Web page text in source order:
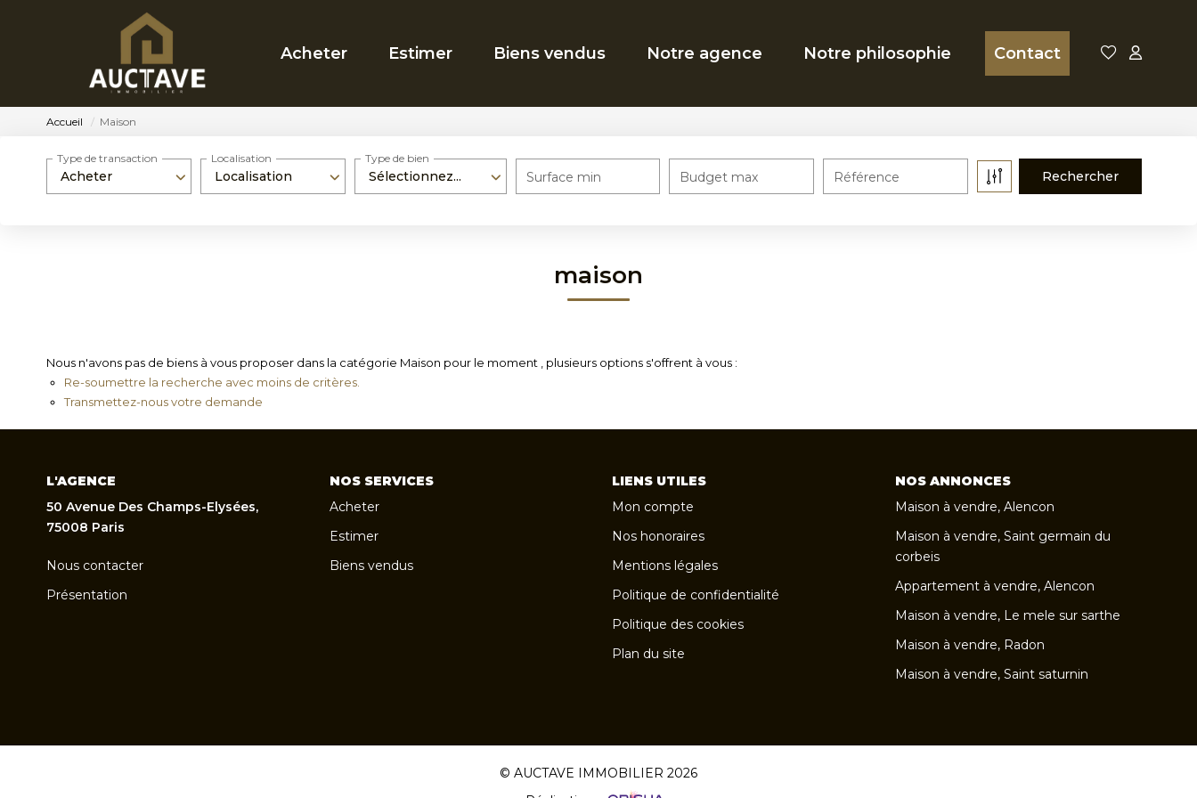
Acheter Estimer Biens vendus Notre agence Notre philosophie Contact
Accueil Maison
Acheter
Type de transaction
Localisation
Localisation
Sélectionnez...
Type de bien
Surface min Budget max Référence
maison
Nous n'avons pas de biens à vous proposer dans la catégorie Maison pour le moment , plusieurs options s'offrent à vous :
Re-soumettre la recherche avec moins de critères.
Transmettez-nous votre demande
L'AGENCE
50 Avenue Des Champs-Elysées,
75008 Paris
Nous contacter
Présentation
NOS SERVICES
Acheter
Estimer
Biens vendus
LIENS UTILES
Mon compte
Nos honoraires
Mentions légales
Politique de confidentialité
Politique des cookies
Plan du site
NOS ANNONCES
Maison à vendre, Alencon
Maison à vendre, Saint germain du
corbeis
Appartement à vendre, Alencon
Maison à vendre, Le mele sur sarthe
Maison à vendre, Radon
Maison à vendre, Saint saturnin
© AUCTAVE IMMOBILIER 2026